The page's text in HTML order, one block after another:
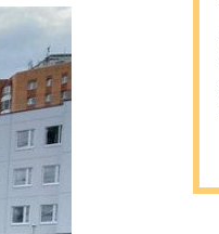
районе
появился еще один
образования